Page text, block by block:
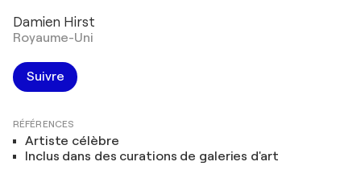
Damien Hirst
Royaume-Uni
Suivre
RÉFÉRENCES
Artiste célèbre
Inclus dans des curations de galeries d'art